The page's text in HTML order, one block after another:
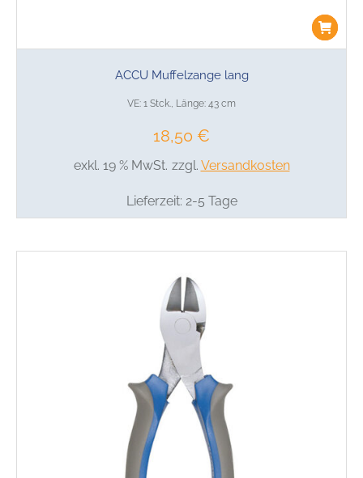
ACCU Muffelzange lang
VE: 1 Stck., Länge: 43 cm
18,50 €
exkl. 19 % MwSt. zzgl. Versandkosten
Lieferzeit: 2-5 Tage